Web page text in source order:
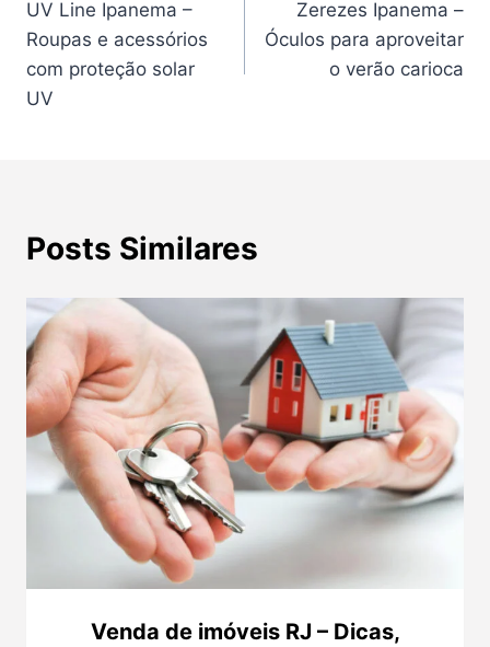
de
Post
UV Line Ipanema –
Roupas e acessórios
com proteção solar
UV
Zerezes Ipanema –
Óculos para aproveitar
o verão carioca
Posts Similares
Venda de imóveis RJ – Dicas,